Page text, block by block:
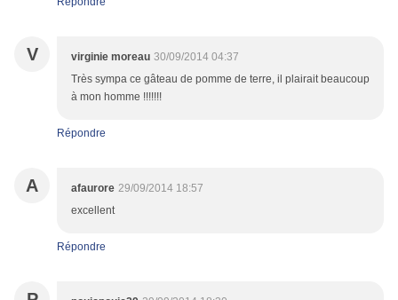
V virginie moreau 30/09/2014 04:37
Très sympa ce gâteau de pomme de terre, il plairait beaucoup
à mon homme !!!!!!!
Répondre
A afaurore 29/09/2014 18:57
excellent
Répondre